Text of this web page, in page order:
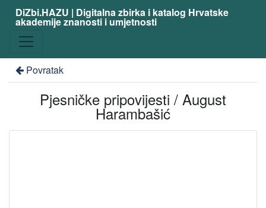
DiZbi.HAZU | Digitalna zbirka i katalog Hrvatske
akademije znanosti i umjetnosti
Povratak
Pjesničke pripovijesti / August
Harambašić